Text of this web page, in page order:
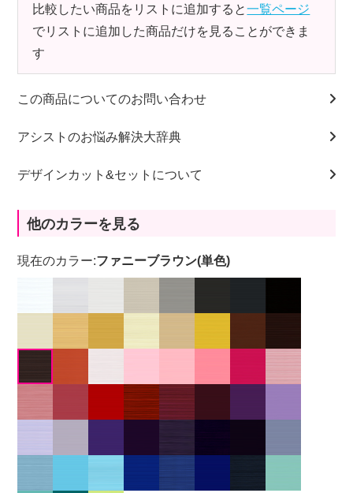
比較したい商品をリストに追加すると一覧ページ
でリストに追加した商品だけを見ることができま
す
この商品についてのお問い合わせ
アシストのお悩み解決大辞典
デザインカット&セットについて
他のカラーを見る
現在のカラー:ファニーブラウン(単色)